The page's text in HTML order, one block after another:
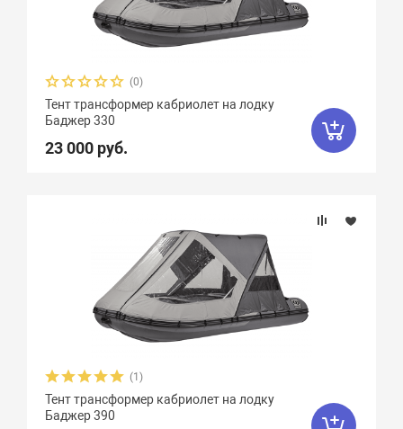
(0)
Тент трансформер кабриолет на лодку
Баджер 330
23 000 руб.
(1)
Тент трансформер кабриолет на лодку
Баджер 390